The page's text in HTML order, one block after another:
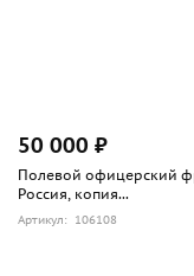
50 000 ₽
Полевой офицерский
Россия, копия...
Артикул: 106108